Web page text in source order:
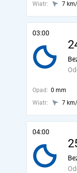
Wiatr:
7
03:00
Opad: 0 mm
Wiatr:
7
04:00